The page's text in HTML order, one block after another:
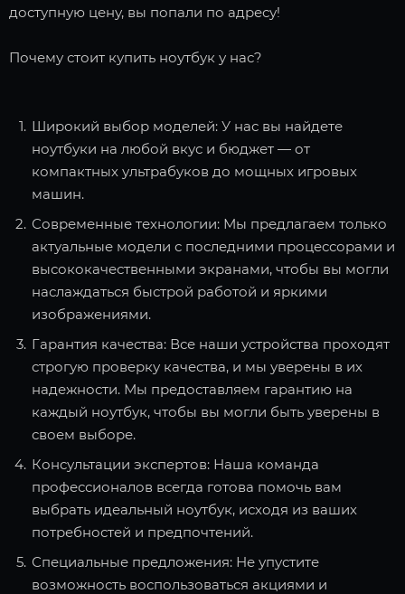
доступную цену, вы попали по адресу!
Почему стоит купить ноутбук у нас?
Широкий выбор моделей: У нас вы найдете
ноутбуки на любой вкус и бюджет — от
компактных ультрабуков до мощных игровых
машин.
Современные технологии: Мы предлагаем только
актуальные модели с последними процессорами и
высококачественными экранами, чтобы вы могли
наслаждаться быстрой работой и яркими
изображениями.
Гарантия качества: Все наши устройства проходят
строгую проверку качества, и мы уверены в их
надежности. Мы предоставляем гарантию на
каждый ноутбук, чтобы вы могли быть уверены в
своем выборе.
Консультации экспертов: Наша команда
профессионалов всегда готова помочь вам
выбрать идеальный ноутбук, исходя из ваших
потребностей и предпочтений.
Специальные предложения: Не упустите
возможность воспользоваться акциями и